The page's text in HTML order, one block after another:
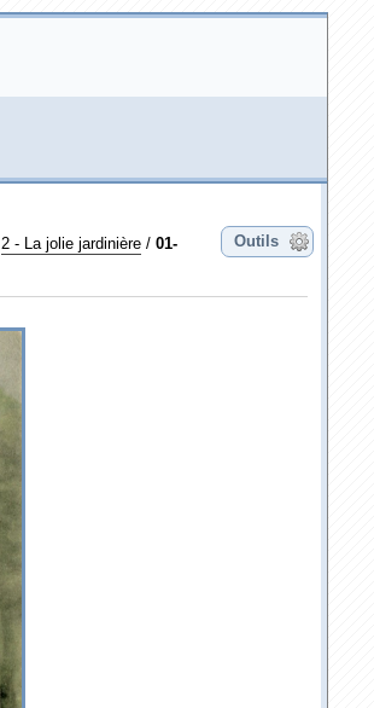
Outils
2 - La jolie jardinière / 01-